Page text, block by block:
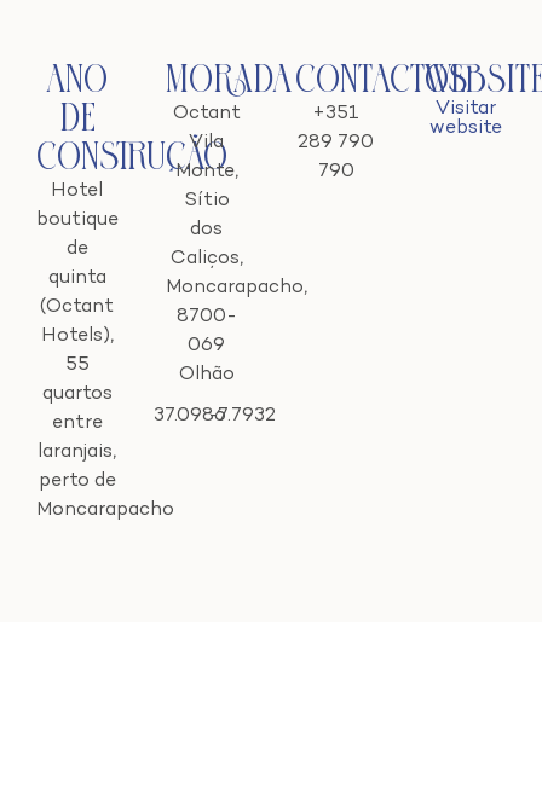
Ano
de
Construção
Hotel
boutique
de
quinta
(Octant
Hotels),
55
quartos
entre
laranjais,
perto de
Moncarapacho
Morada
Octant
Vila
Monte,
Sítio
dos
Caliços,
Moncarapacho,
8700-
069
Olhão
37.0986-7.7932
Contactos
+351
289 790
790
Visitar
website